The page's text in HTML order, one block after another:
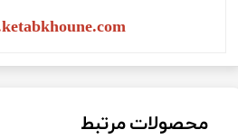
محصولات مرتبط